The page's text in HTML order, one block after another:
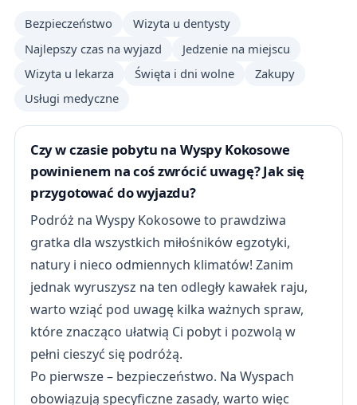
Bezpieczeństwo
Wizyta u dentysty
Najlepszy czas na wyjazd
Jedzenie na miejscu
Wizyta u lekarza
Święta i dni wolne
Zakupy
Usługi medyczne
Czy w czasie pobytu na Wyspy Kokosowe
powinienem na coś zwrócić uwagę? Jak się
przygotować do wyjazdu?
Podróż na Wyspy Kokosowe to prawdziwa
gratka dla wszystkich miłośników egzotyki,
natury i nieco odmiennych klimatów! Zanim
jednak wyruszysz na ten odległy kawałek raju,
warto wziąć pod uwagę kilka ważnych spraw,
które znacząco ułatwią Ci pobyt i pozwolą w
pełni cieszyć się podróżą.
Po pierwsze – bezpieczeństwo. Na Wyspach
obowiązują specyficzne zasady, warto więc